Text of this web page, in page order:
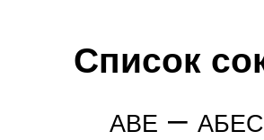
Список
abe –